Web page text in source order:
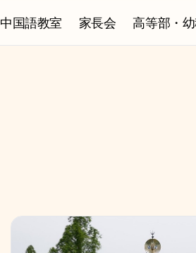
中国語教室 家長会 高等部・